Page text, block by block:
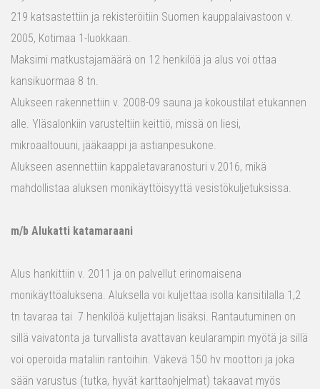
219 katsastettiin ja rekisteröitiin Suomen kauppalaivastoon v.
2005, Kotimaa 1-luokkaan.
Maksimi matkustajamäärä on 12 henkilöä ja alus voi ottaa
kansikuormaa 8 tn.
Alukseen rakennettiin v. 2008-09 sauna ja kokoustilat etukannen
alle. Yläsalonkiin varusteltiin keittiö, missä on liesi,
mikroaaltouuni, jääkaappi ja astianpesukone.
Alukseen asennettiin kappaletavaranosturi v.2016, mikä
mahdollistaa aluksen monikäyttöisyyttä vesistökuljetuksissa.
m/b Alukatti katamaraani
Alus hankittiin v. 2011 ja on palvellut erinomaisena
monikäyttöaluksena. Aluksella voi kuljettaa isolla kansitilalla 1,2
tn tavaraa tai 7 henkilöä kuljettajan lisäksi. Rantautuminen on
sillä vaivatonta ja turvallista avattavan keularampin myötä ja sillä
voi operoida mataliin rantoihin. Väkevä 150 hv moottori ja joka
sään varustus (tutka, hyvät karttaohjelmat) takaavat myös